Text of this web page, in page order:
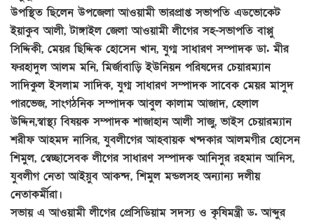
উপস্থিত ছিলেন উপজেলা আওয়ামী ভারপ্রাপ্ত সভাপতি এডভোকেট
ইয়াকুব আলী, টাঙ্গাইল জেলা আওয়ামী লীগের সহ-সভাপতি বাপ্পু
সিদ্দিকী, মেয়র ছিদ্দিক হোসেন খান, যুগ্ম সাধারণ সম্পাদক ডা. মীর
ফরহাদুল আলম মনি, মির্জাবাড়ি ইউনিয়ন পরিষদের চেয়ারম্যান
সাদিকুল ইসলাম সাদিক, যুগ্ম সাধারণ সম্পাদক সাবেক মেয়র মাসুদ
পারভেজ, সাংগঠনিক সম্পাদক আবুল কালাম আজাদ, হেলাল
উদ্দিন,স্বাস্থ্য বিষয়ক সম্পাদক শাজাহান আলী সাজু, ভাইস চেয়ারম্যান
শরীফ আহমদ নাসির, যুবলীগের আহবায়ক খন্দকার আলমগীর হোসেন
শিমুল, স্বেচ্ছাসেবক লীগের সাধারণ সম্পাদক আনিসুর রহমান আনিস,
যুবলীগ নেতা আইয়ুব আকন্দ, শিমুল মন্ডলসহ অন্যান্য দলীয়
নেতাকর্মীরা।
সভায় এ আওয়ামী লীগের প্রেসিডিয়াম সদস্য ও কৃষিমন্ত্রী ড. আব্দুর